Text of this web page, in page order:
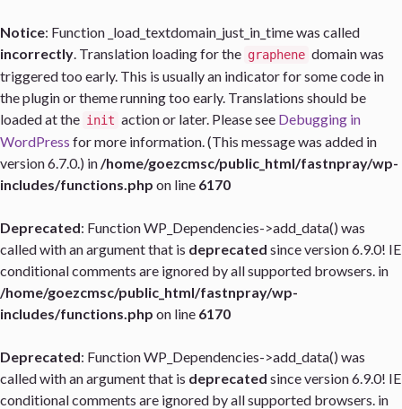
Notice: Function _load_textdomain_just_in_time was called
incorrectly. Translation loading for the graphene domain was
triggered too early. This is usually an indicator for some code in
the plugin or theme running too early. Translations should be
loaded at the init action or later. Please see Debugging in
WordPress for more information. (This message was added in
version 6.7.0.) in/home/goezcmsc/public_html/fastnpray/wp-
includes/functions.php on line 6170
Deprecated: Function WP_Dependencies->add_data() was
called with an argument that is deprecated since version 6.9.0! IE
conditional comments are ignored by all supported browsers. in
/home/goezcmsc/public_html/fastnpray/wp-
includes/functions.php on line 6170
Deprecated: Function WP_Dependencies->add_data() was
called with an argument that is deprecated since version 6.9.0! IE
conditional comments are ignored by all supported browsers. in